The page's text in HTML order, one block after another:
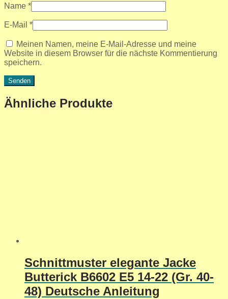
Name *
E-Mail *
Meinen Namen, meine E-Mail-Adresse und meine
Website in diesem Browser für die nächste Kommentierung
speichern.
Ähnliche Produkte
Schnittmuster elegante Jacke
Butterick B6602 E5 14-22 (Gr. 40-
48) Deutsche Anleitung